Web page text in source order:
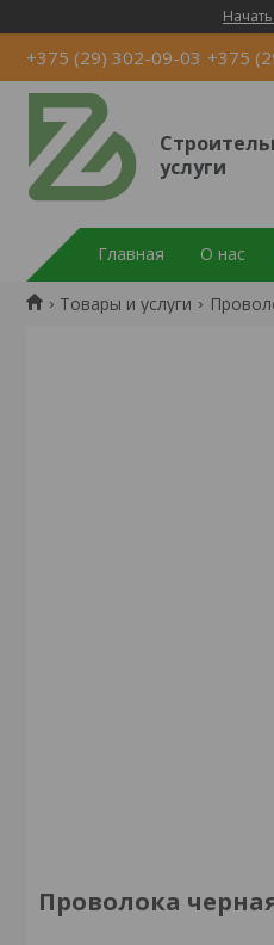
+375 (29) 302-09-03 +375
услуги
Главная О нас
Товары и услуги
Проволока